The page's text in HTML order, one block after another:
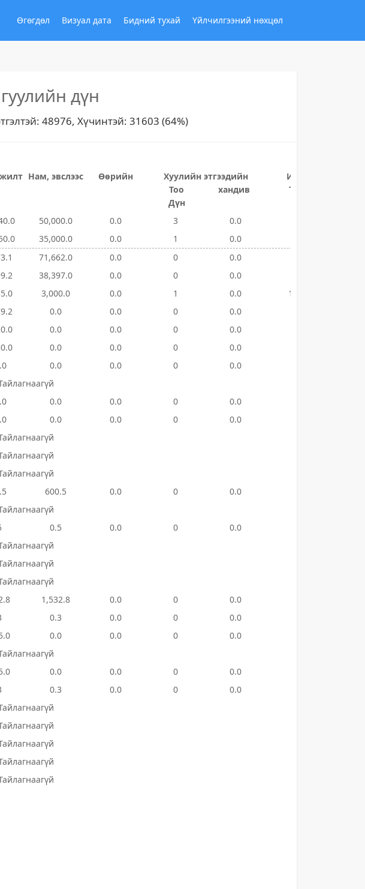
Өгөгдөл Визуал дата Бидний тухай Үйлчилгээний нөхцөл
дүн
48976, Хүчинтэй: 31603 (64%)
Нам, эвслээс Өөрийн
Хуулийн этгээдийн
хандив
Тоо
Дүн
Иргэдийн хандив
Тоо
50,000.0 0.0 3 0.0
35,000.0 0.0 1 0.0
71,662.0 0.0 0 0.0
38,397.0 0.0 0 0.0
3,000.0 0.0 1 0.0 103
0.0 0.0 0 0.0
0.0 0.0 0 0.0
0.0 0.0 0 0.0
0.0 0.0 0 0.0
0.0 0.0 0 0.0
0.0 0.0 0 0.0
600.5 0.0 0 0.0
0.5 0.0 0 0.0
1,532.8 0.0 0 0.0
0.3 0.0 0 0.0
0.0 0.0 0 0.0
0.0 0.0 0 0.0
0.3 0.0 0 0.0